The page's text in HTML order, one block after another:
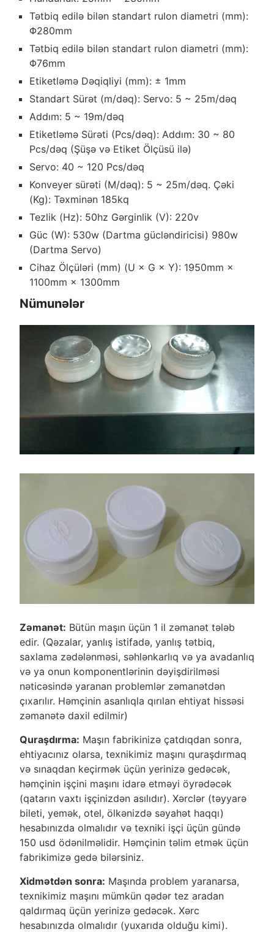
Tətbiq edilə bilən standart rulon diametri (mm):
Φ280mm
Tətbiq edilə bilən standart rulon diametri (mm):
Φ76mm
Etiketləmə Dəqiqliyi (mm): ± 1mm
Standart Sürət (m/dəq): Servo: 5 ~ 25m/dəq
Addım: 5 ~ 19m/dəq
Etiketləmə Sürəti (Pcs/dəq): Addım: 30 ~ 80
Pcs/dəq (Şüşə və Etiket Ölçüsü ilə)
Servo: 40 ~ 120 Pcs/dəq
Konveyer sürəti (M/dəq): 5 ~ 25m/dəq. Çəki
(Kg): Təxminən 185kq
Tezlik (Hz): 50hz Gərginlik (V): 220v
Güc (W): 530w (Dartma gücləndiricisi) 980w
(Dartma Servo)
Cihaz Ölçüləri (mm) (U × G × Y): 1950mm ×
1100mm × 1300mm
Nümunələr
Zəmanət: Bütün maşın üçün 1 il zəmanət tələb
edir. (Qəzalar, yanlış istifadə, yanlış tətbiq,
saxlama zədələnməsi, səhlənkarlıq və ya avadanlıq
və ya onun komponentlərinin dəyişdirilməsi
nəticəsində yaranan problemlər zəmanətdən
çıxarılır. Həmçinin asanlıqla qırılan ehtiyat hissəsi
zəmanətə daxil edilmir)
Quraşdırma: Maşın fabrikinizə çatdıqdan sonra,
ehtiyacınız olarsa, texnikimiz maşını quraşdırmaq
və sınaqdan keçirmək üçün yerinizə gedəcək,
həmçinin işçini maşını idarə etməyi öyrədəcək
(qatarın vaxtı işçinizdən asılıdır). Xərclər (təyyarə
bileti, yemək, otel, ölkənizdə səyahət haqqı)
hesabınızda olmalıdır və texniki işçi üçün gündə
150 usd ödənilməlidir. Həmçinin təlim etmək üçün
fabrikimizə gedə bilərsiniz.
Xidmətdən sonra: Maşında problem yaranarsa,
texnikimiz maşını mümkün qədər tez aradan
qaldırmaq üçün yerinizə gedəcək. Xərc
hesabınızda olmalıdır (yuxarıda olduğu kimi).